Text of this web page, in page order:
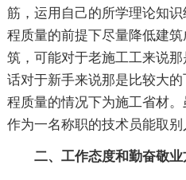
筋，运用自己的所学理论知
程质量的前提下尽量降低建
筑，可能对于老施工工来说
话对于新手来说那是比较大
程质量的情况下为施工省材
作为一名称职的技术员能取别
二、工作态度和勤奋敬业